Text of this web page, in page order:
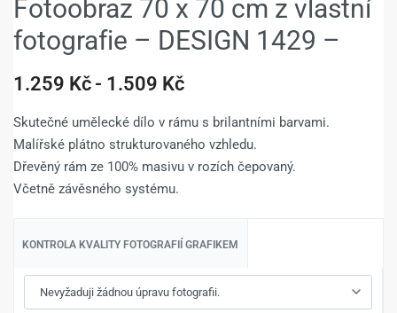
Fotoobraz 70 x 70 cm z vlastní
fotografie – DESIGN 1429 –
1.259 Kč 1.509 Kč
Skutečné umělecké dílo v rámu s brilantními barvami.
Malířské plátno strukturovaného vzhledu.
Dřevěný rám ze 100% masivu v rozích čepovaný.
Včetně závěsného systému.
KONTROLA KVALITY FOTOGRAFIÍ GRAFIKEM